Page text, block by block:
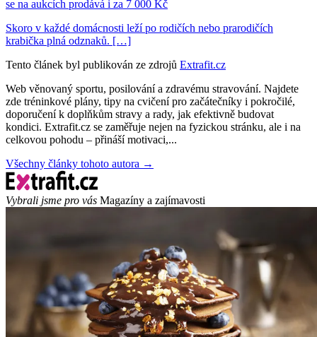
se na aukcích prodává i za 7 000 Kč
Skoro v každé domácnosti leží po rodičích nebo prarodičích
krabička plná odznaků. […]
Tento článek byl publikován ze zdrojů Extrafit.cz
Web věnovaný sportu, posilování a zdravému stravování. Najdete
zde tréninkové plány, tipy na cvičení pro začátečníky i pokročilé,
doporučení k doplňkům stravy a rady, jak efektivně budovat
kondici. Extrafit.cz se zaměřuje nejen na fyzickou stránku, ale i na
celkovou pohodu – přináší motivaci,...
Všechny články tohoto autora →
Vybrali jsme pro vás Magazíny a zajímavosti